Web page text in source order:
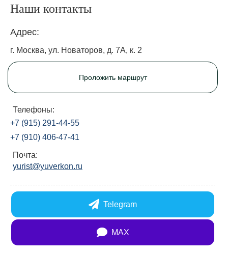
Наши контакты
Адрес:
г. Москва, ул. Новаторов, д. 7А, к. 2
Проложить маршрут
Телефоны:
+7 (915) 291-44-55
+7 (910) 406-47-41
Почта:
yurist@yuverkon.ru
Telegram
MAX